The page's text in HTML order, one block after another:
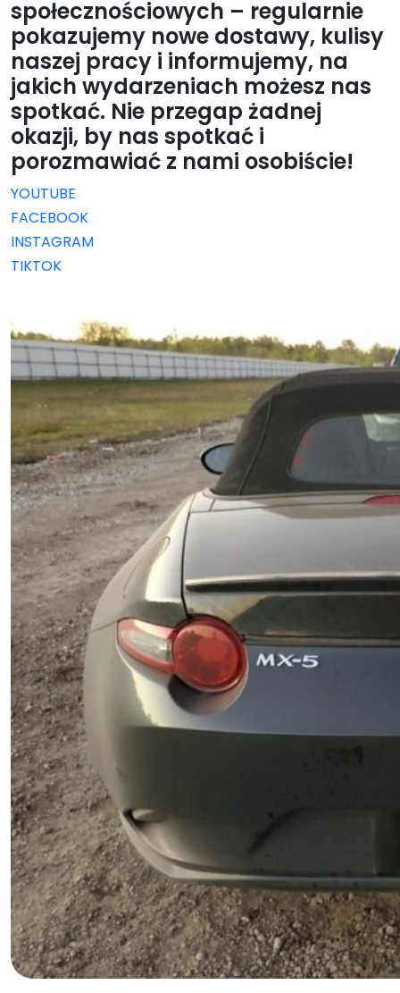
społecznościowych – regularnie
pokazujemy nowe dostawy, kulisy
naszej pracy i informujemy, na
jakich wydarzeniach możesz nas
spotkać. Nie przegap żadnej
okazji, by nas spotkać i
porozmawiać z nami osobiście!
YOUTUBE
FACEBOOK
INSTAGRAM
TIKTOK